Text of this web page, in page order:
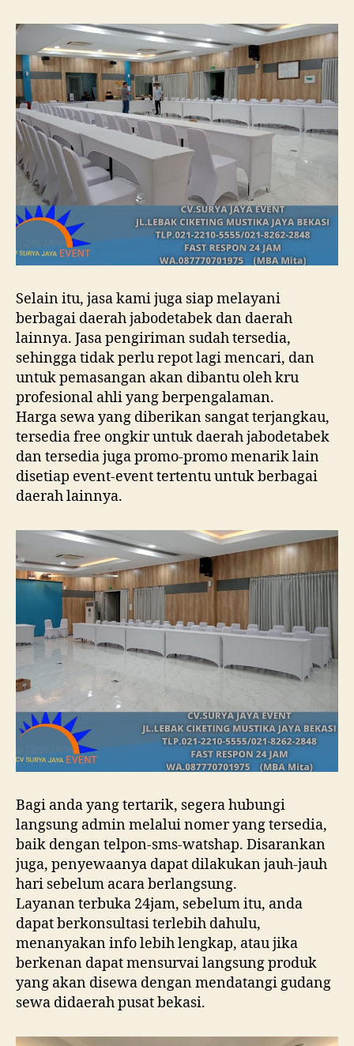
Selain itu, jasa kami juga siap melayani
berbagai daerah jabodetabek dan daerah
lainnya. Jasa pengiriman sudah tersedia,
sehingga tidak perlu repot lagi mencari, dan
untuk pemasangan akan dibantu oleh kru
profesional ahli yang berpengalaman.
Harga sewa yang diberikan sangat terjangkau,
tersedia free ongkir untuk daerah jabodetabek
dan tersedia juga promo-promo menarik lain
disetiap event-event tertentu untuk berbagai
daerah lainnya.
Bagi anda yang tertarik, segera hubungi
langsung admin melalui nomer yang tersedia,
baik dengan telpon-sms-watshap. Disarankan
juga, penyewaanya dapat dilakukan jauh-jauh
hari sebelum acara berlangsung.
Layanan terbuka 24jam, sebelum itu, anda
dapat berkonsultasi terlebih dahulu,
menanyakan info lebih lengkap, atau jika
berkenan dapat mensurvai langsung produk
yang akan disewa dengan mendatangi gudang
sewa didaerah pusat bekasi.